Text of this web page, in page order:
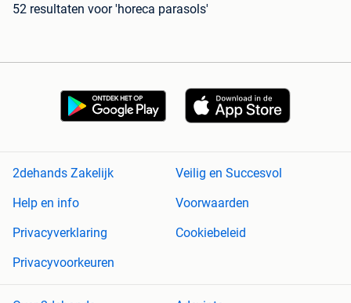
52 resultaten voor 'horeca parasols'
2dehands Zakelijk
Veilig en Succesvol
Help en info
Voorwaarden
Privacyverklaring
Cookiebeleid
Privacyvoorkeuren